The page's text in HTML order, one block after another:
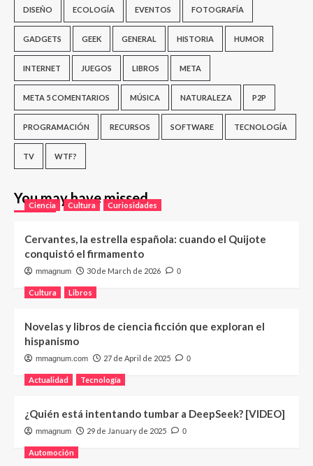
DISEÑO ECOLOGÍA EVENTOS FOTOGRAFÍA
GADGETS GEEK GENERAL HISTORIA HUMOR
INTERNET JUEGOS LIBROS META
META 5 COMENTARIOS MÚSICA NATURALEZA P2P
PROGRAMACIÓN RECURSOS SOFTWARE TECNOLOGÍA
TV WTF?
You may have missed
Ciencia Cultura Curiosidades
Cervantes, la estrella española: cuando el Quijote
conquistó el firmamento
mmagnum 30 de March de 2026 0
Cultura Libros
Novelas y libros de ciencia ficción que exploran el
hispanismo
mmagnum.com 27 de April de 2025 0
Actualidad Tecnología
¿Quién está intentando tumbar a DeepSeek? [VIDEO]
mmagnum 29 de January de 2025 0
Automoción